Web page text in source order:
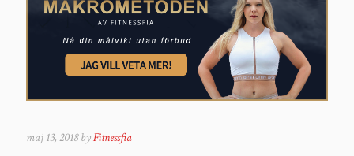
maj 13, 2018 byFitnessfia